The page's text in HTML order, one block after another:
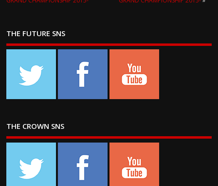
THE FUTURE SNS
THE CROWN SNS